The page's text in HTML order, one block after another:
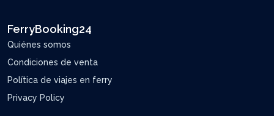
FerryBooking24
Quiénes somos
Condiciones de venta
Política de viajes en ferry
Privacy Policy